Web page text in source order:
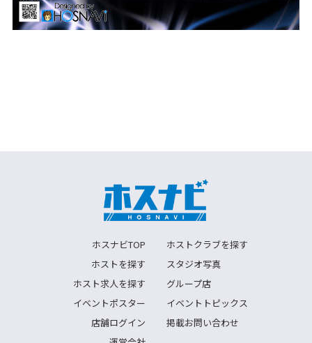
ホスナビTOP
ホストクラブを探す
ホストを探す
スタジオ写真
ホスト求人を探す
グループ店
イベントポスター
イベントトピックス
店舗ログイン
掲載お問い合わせ